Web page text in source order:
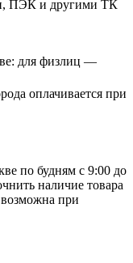
ПЭК и другими ТК
для физлиц —
оплачивается при
по будням с 9:00 до
наличие товара
при